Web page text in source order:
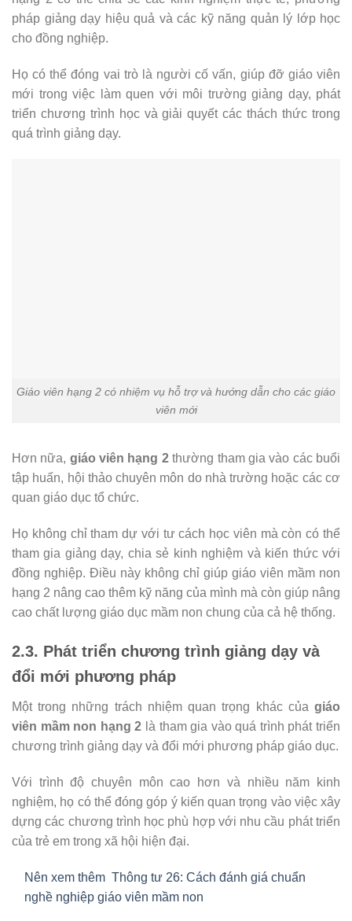
pháp giảng dạy hiệu quả và các kỹ năng quản lý lớp học
cho đồng nghiệp.
Họ có thể đóng vai trò là người cố vấn, giúp đỡ giáo viên
mới trong việc làm quen với môi trường giảng dạy, phát
triển chương trình học và giải quyết các thách thức trong
quá trình giảng dạy.
Giáo viên hạng 2 có nhiệm vụ hỗ trợ và hướng dẫn cho các giáo
viên mới
Hơn nữa, giáo viên hạng 2thường tham gia vào các buổi
tập huấn, hội thảo chuyên môn do nhà trường hoặc các cơ
quan giáo dục tổ chức.
Họ không chỉ tham dự với tư cách học viên mà còn có thể
tham gia giảng dạy, chia sẻ kinh nghiệm và kiến thức với
đồng nghiệp. Điều này không chỉ giúp giáo viên mầm non
hạng 2 nâng cao thêm kỹ năng của mình mà còn giúp nâng
cao chất lượng giáo dục mầm non chung của cả hệ thống.
2.3. Phát triển chương trình giảng dạy và
đổi mới phương pháp
Một trong những trách nhiệm quan trọng khác của giáo
viên mầm non hạng 2 là tham gia vào quá trình phát triển
chương trình giảng dạy và đổi mới phương pháp giáo dục.
Với trình độ chuyên môn cao hơn và nhiều năm kinh
nghiệm, họ có thể đóng góp ý kiến quan trọng vào việc xây
dựng các chương trình học phù hợp với nhu cầu phát triển
của trẻ em trong xã hội hiện đại.
Nên xem thêm Thông tư 26: Cách đánh giá chuẩn
nghề nghiệp giáo viên mầm non